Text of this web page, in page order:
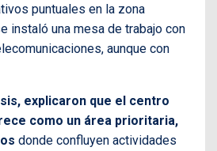
puntuales en la zona
instaló una mesa de trabajo con
aunque con
explicaron que el centro
como un área prioritaria,
donde confluyen actividades